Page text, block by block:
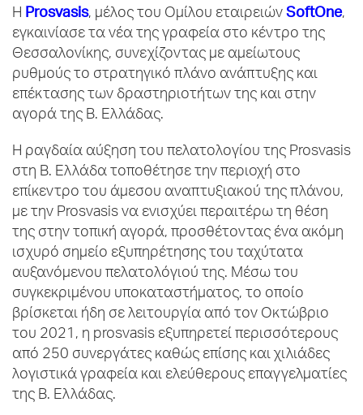
Η Prosvasis, μέλος του Ομίλου εταιρειών SoftOne,
εγκαινίασε τα νέα της γραφεία στο κέντρο της
Θεσσαλονίκης, συνεχίζοντας με αμείωτους
ρυθμούς το στρατηγικό πλάνο ανάπτυξης και
επέκτασης των δραστηριοτήτων της και στην
αγορά της Β. Ελλάδας.
Η ραγδαία αύξηση του πελατολογίου της Prosvasis
στη Β. Ελλάδα τοποθέτησε την περιοχή στο
επίκεντρο του άμεσου αναπτυξιακού της πλάνου,
με την Prosvasis να ενισχύει περαιτέρω τη θέση
της στην τοπική αγορά, προσθέτοντας ένα ακόμη
ισχυρό σημείο εξυπηρέτησης του ταχύτατα
αυξανόμενου πελατολόγιού της. Μέσω του
συγκεκριμένου υποκαταστήματος, το οποίο
βρίσκεται ήδη σε λειτουργία από τον Οκτώβριο
του 2021, η prosvasis εξυπηρετεί περισσότερους
από 250 συνεργάτες καθώς επίσης και χιλιάδες
λογιστικά γραφεία και ελεύθερους επαγγελματίες
της Β. Ελλάδας.